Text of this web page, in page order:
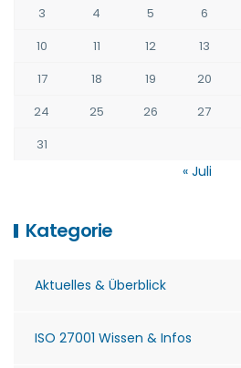
3
4 5 6
10
11 12 13
17
18 19 20
24
25 26 27
31
« Juli
Kategorie
Aktuelles & Überblick
ISO 27001 Wissen & Infos